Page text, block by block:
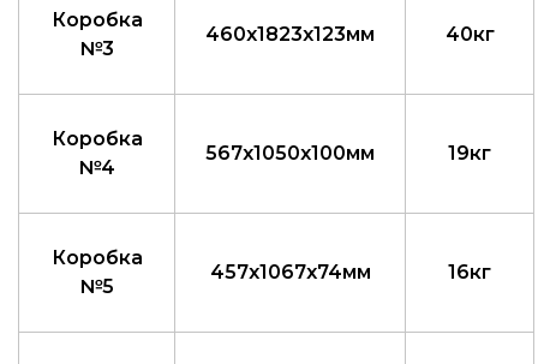
Коробка
№3
460x1823x123мм 40кг
Коробка
№4
567x1050x100мм 19кг
Коробка
№5
457x1067x74мм 16кг